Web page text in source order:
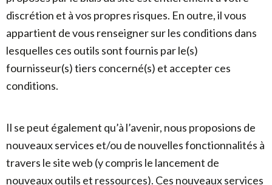
discrétion et à vos propres risques. En outre, il vous
appartient de vous renseigner sur les conditions dans
lesquelles ces outils sont fournis par le(s)
fournisseur(s) tiers concerné(s) et accepter ces
conditions.
Il se peut également qu’à l’avenir, nous proposions de
nouveaux services et/ou de nouvelles fonctionnalités à
travers le site web (y compris le lancement de
nouveaux outils et ressources). Ces nouveaux services